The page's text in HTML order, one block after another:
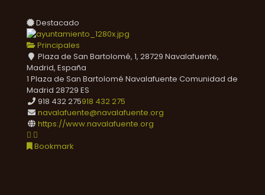
Destacado
Principales
Plaza de San Bartolomé, 1, 28729 Navalafuente,
Madrid, España
1 Plaza de San Bartolomé Navalafuente Comunidad de
Madrid 28729 ES
918 432 275918 432 275
navalafuente@navalafuente.org
https://www.navalafuente.org
Bookmark